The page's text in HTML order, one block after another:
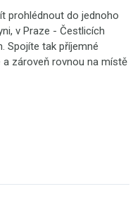
prohlédnout do jednoho
v Praze - Čestlicích
Spojíte tak příjemné
zároveň rovnou na místě